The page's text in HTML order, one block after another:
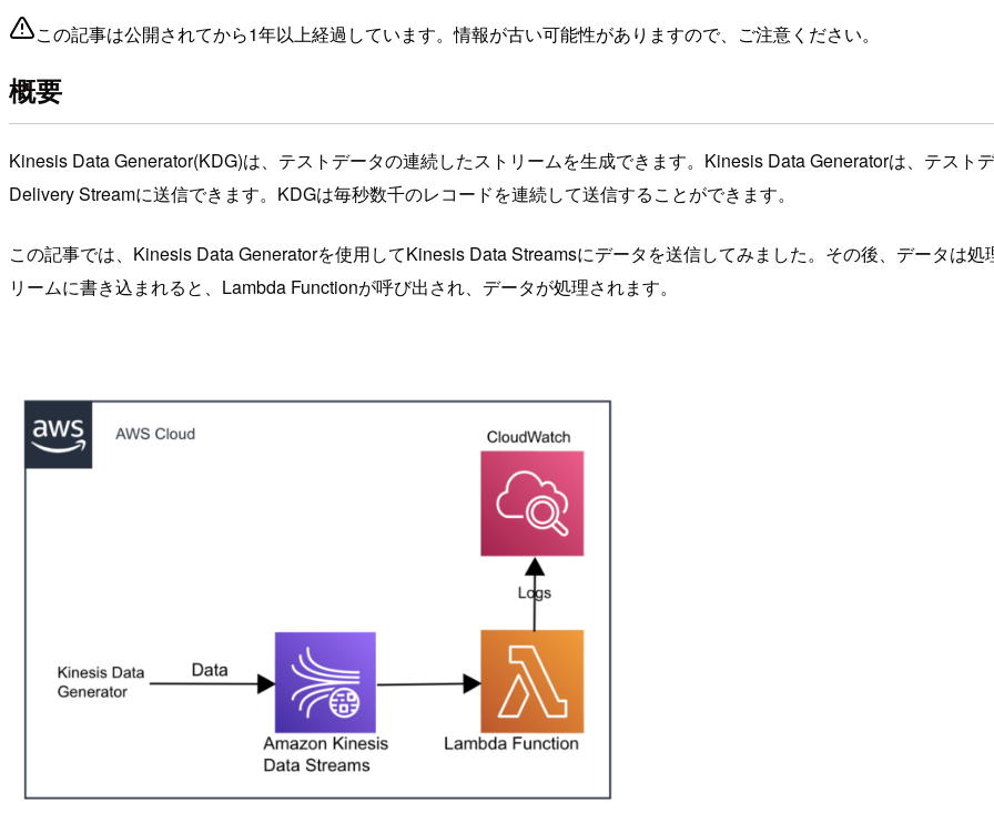
この記事は公開されてから1年以上経過しています。情報が古い可能性がありますので、ご注意ください。
概要
Kinesis Data Generator(KDG)は、テストデータの連続したストリームを生成できます。Kinesis Data Generatorは、テスト
Delivery Streamに送信できます。KDGは毎秒数千のレコードを連続して送信することができます。
この記事では、Kinesis Data Generatorを使用してKinesis Data Streamsにデータを送信してみました。その後、データは
リームに書き込まれると、Lambda Functionが呼び出され、データが処理されます。